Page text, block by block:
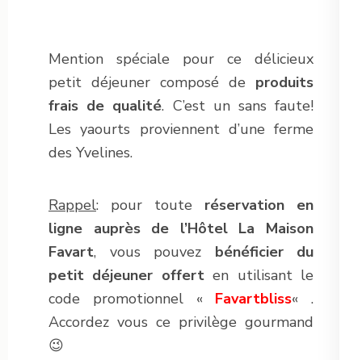
Mention spéciale pour ce délicieux
petit déjeuner composé de produits
frais de qualité. C’est un sans faute!
Les yaourts proviennent d’une ferme
des Yvelines.
Rappel: pour toute réservation en
ligne auprès de l’Hôtel La Maison
Favart, vous pouvez bénéficier du
petit déjeuner offerten utilisant le
code promotionnel « Favartbliss« .
Accordez vous ce privilège gourmand
😉